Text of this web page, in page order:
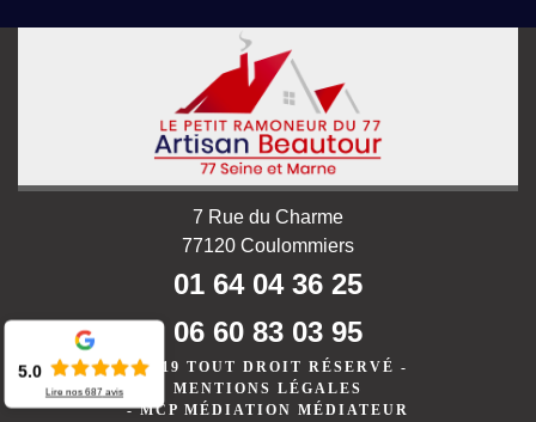
7 Rue du Charme
77120 Coulommiers
01 64 04 36 25
06 60 83 03 95
©2019 TOUT DROIT RÉSERVÉ -
MENTIONS LÉGALES
-MCP MÉDIATION MÉDIATEUR
5.0
Lire nos687 avis